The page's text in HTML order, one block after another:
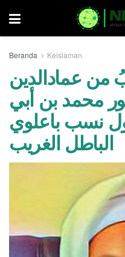
Beranda Keislaman
من عمادالدين
محمد بن أبي
نسب باعلوي
الباطل الغريب